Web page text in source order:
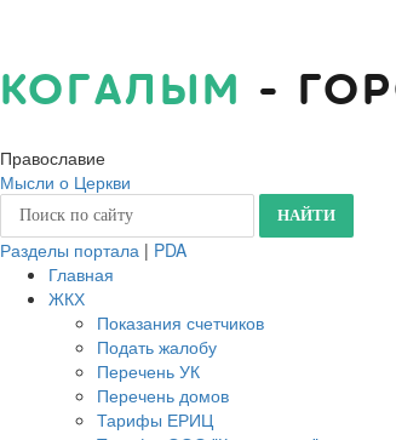
КОГАЛЫМ -
Православие
Мысли о Церкви
Разделы портала | PDA
Главная
ЖКХ
Показания счетчиков
Подать жалобу
Перечень УК
Перечень домов
Тарифы ЕРИЦ